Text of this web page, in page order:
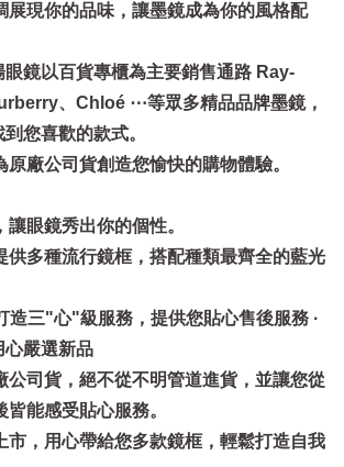
展現你的品味，讓墨鏡成為你的風格配
鏡以百貨專櫃為主要銷售通路 Ray-
、Chloé ⋯等眾多精品品牌墨鏡，
您喜歡的款式。
原廠公司貨創造您愉快的購物體驗。
眼鏡秀出你的個性。
供多種流行鏡框，搭配種類最齊全的藍光
造三"心"級服務，提供您貼心售後服務 ·
心嚴選新品
公司貨，絕不從不明管道進貨，並讓您從
能感受貼心服務。
市，用心帶給您多款鏡框，輕鬆打造自我